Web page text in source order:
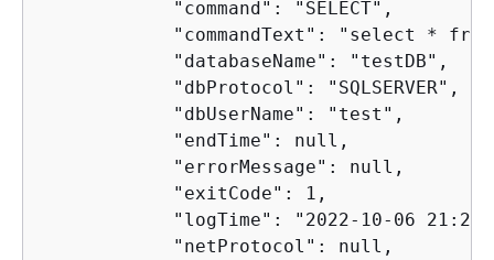
            "command": "SELECT",
"commandText": "select *
            "databaseName": "testDB",
            "dbProtocol": "SQLSERVER",
            "dbUserName": "test",
            "endTime": null,
            "errorMessage": null,
            "exitCode": 1,
"logTime": "2022-10-06
            "netProtocol": null,